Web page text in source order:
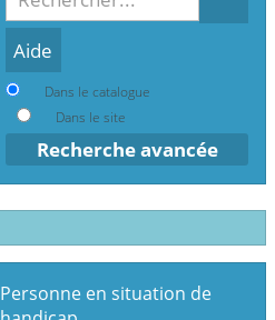
Dans le catalogue
Dans le site
Recherche avancée
Personne en situation de